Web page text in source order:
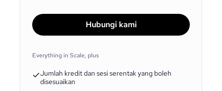
Hubungi kami
Everything in Scale, plus
Jumlah kredit dan sesi serentak yang boleh
disesuaikan